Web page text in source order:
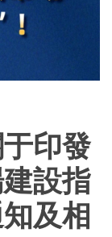
印發
建設指
及相